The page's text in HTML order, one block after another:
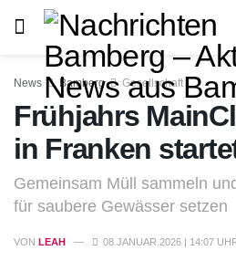
News Bamberg Gesellschaft
Frühjahrs
in Franken
Gemeinsam Müll sammeln
für saubere Gewässer setzen
VON LEAH 08.JANUAR.2026 | 14:07